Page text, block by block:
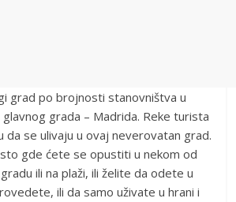
grad po brojnosti stanovništva u
glavnog grada – Madrida. Reke turista
da se ulivaju u ovaj neverovatan grad.
gde ćete se opustiti u nekom od
ili na plaži, ili želite da odete u
ili da samo uživate u hrani i